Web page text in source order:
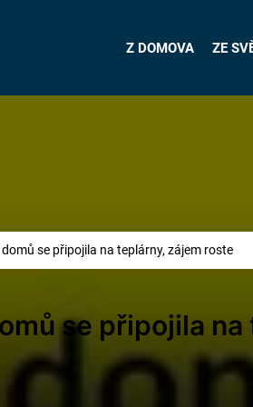
Z DOMOVA ZE
se připojila na teplárny, zájem roste
se připojila